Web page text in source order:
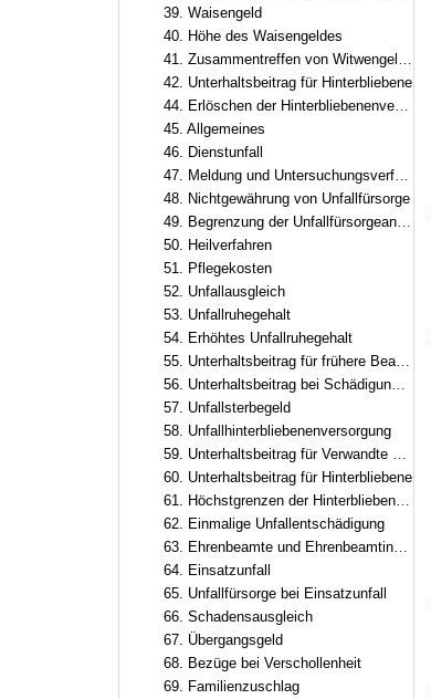
39. Waisengeld
40. Höhe des Waisengeldes
41. Zusammentreffen von Witwengeld, Waisengeld und Unterhaltsbeiträgen
42. Unterhaltsbeitrag für Hinterbliebene
44. Erlöschen der Hinterbliebenenversorgung
45. Allgemeines
46. Dienstunfall
47. Meldung und Untersuchungsverfahren
48. Nichtgewährung von Unfallfürsorge
49. Begrenzung der Unfallfürsorgeansprüche
50. Heilverfahren
51. Pflegekosten
52. Unfallausgleich
53. Unfallruhegehalt
54. Erhöhtes Unfallruhegehalt
55. Unterhaltsbeitrag für frühere Beamte und Beamtinnen sowie frühere Ruhestandsbeamte und Ruhestandsbeamtinnen
56. Unterhaltsbeitrag bei Schädigung eines ungeborenen Kindes
57. Unfallsterbegeld
58. Unfallhinterbliebenenversorgung
59. Unterhaltsbeitrag für Verwandte der aufsteigenden Linie
60. Unterhaltsbeitrag für Hinterbliebene
61. Höchstgrenzen der Hinterbliebenenversorgung
62. Einmalige Unfallentschädigung
63. Ehrenbeamte und Ehrenbeamtinnen
64. Einsatzunfall
65. Unfallfürsorge bei Einsatzunfall
66. Schadensausgleich
67. Übergangsgeld
68. Bezüge bei Verschollenheit
69. Familienzuschlag